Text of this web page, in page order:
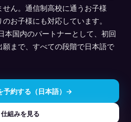
ん。通信制高校に通うお子様
お子様にも対応しています。
本国内のパートナーとして、初回
まで、すべての段階で日本語で
予約する（日本語）→
仕組みを見る